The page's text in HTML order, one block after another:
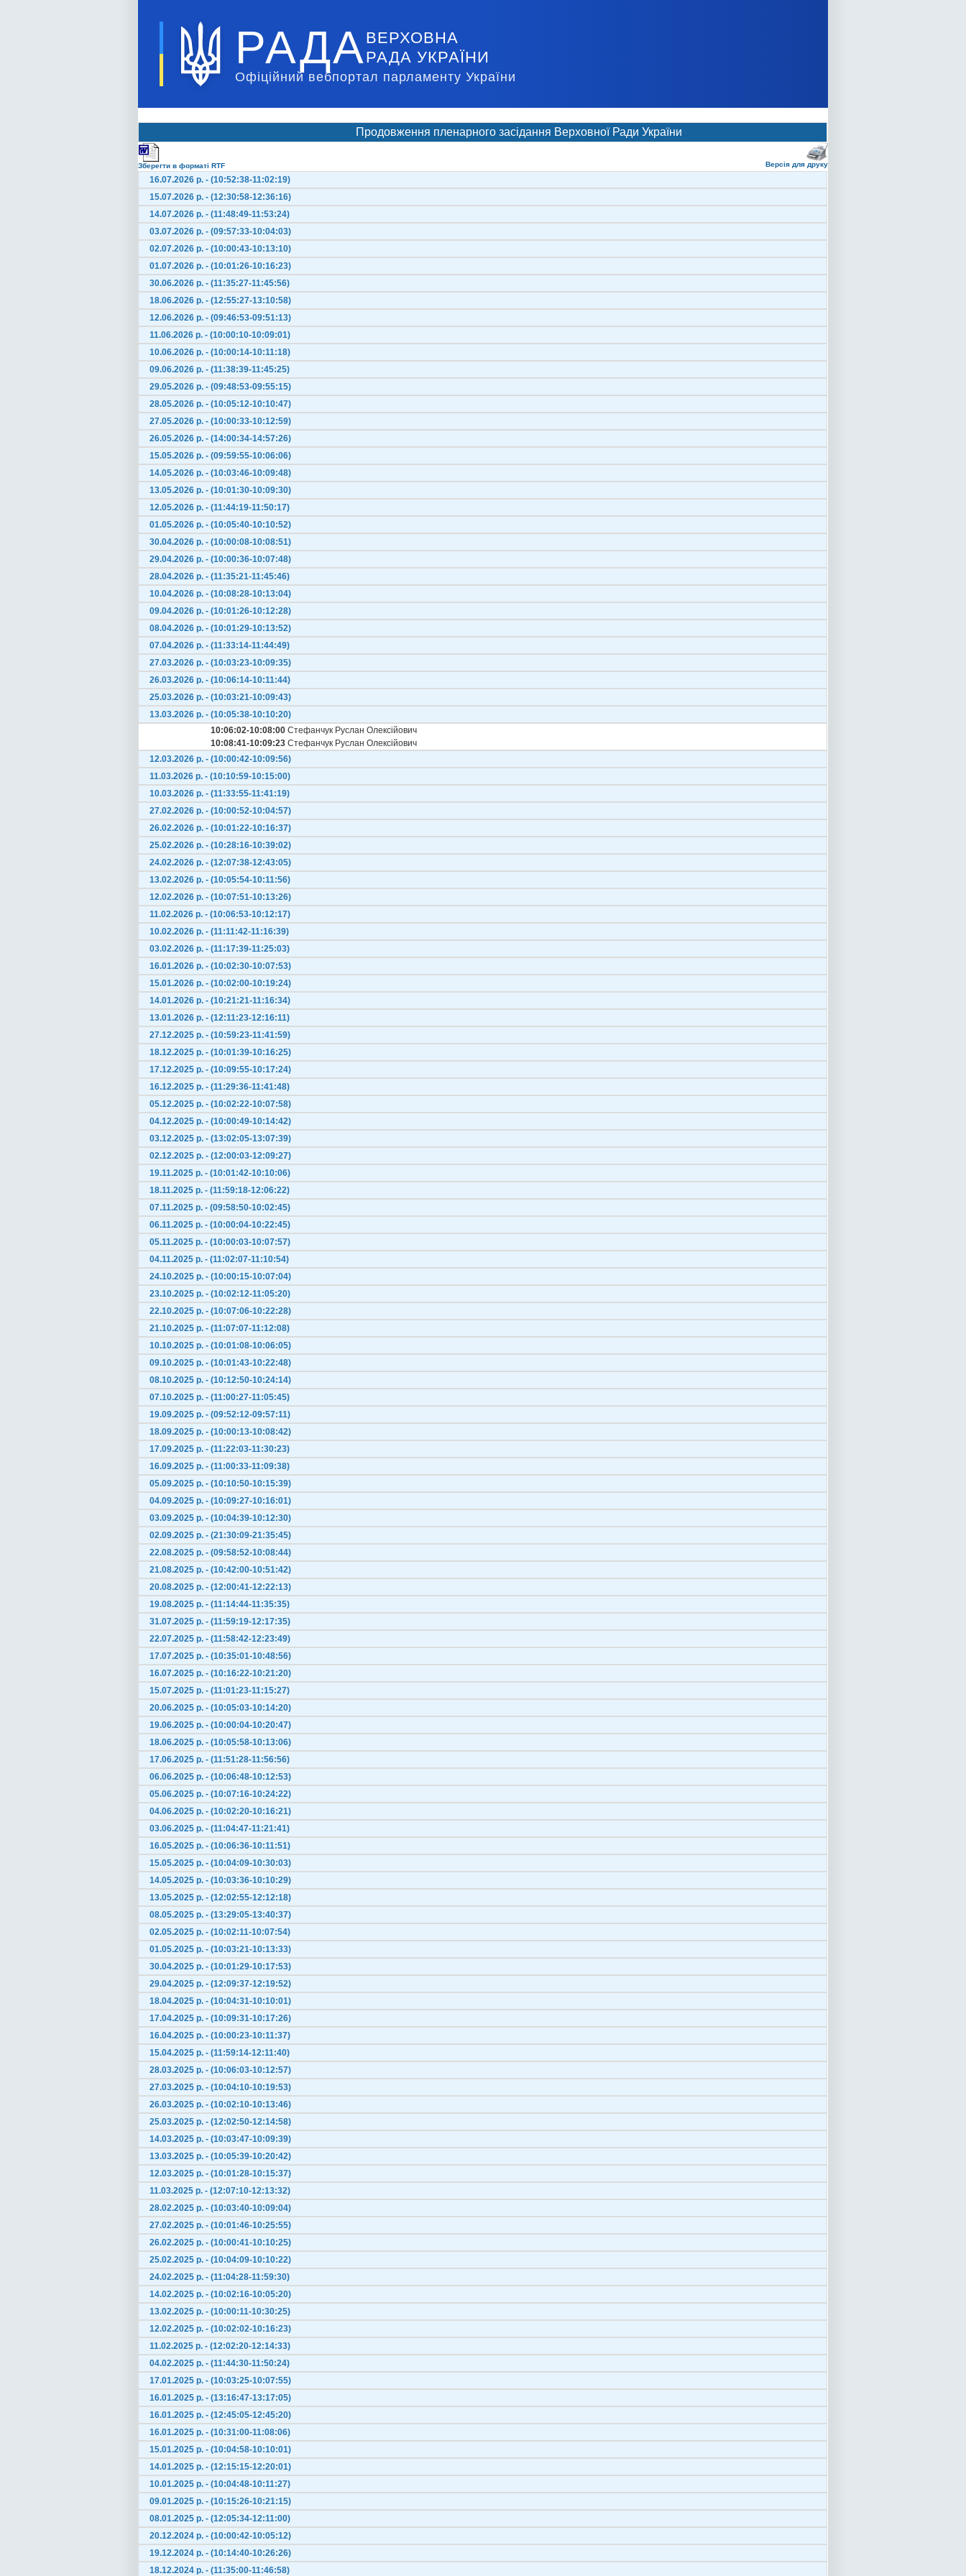
РАДА ВЕРХОВНА
РАДА УКРАЇНИ
Офіційний вебпортал парламенту України
Продовження пленарного засідання Верховної Ради України
Зберегти в форматі RTF Версія для друку
16.07.2026 р. - (10:52:38-11:02:19)
15.07.2026 р. - (12:30:58-12:36:16)
14.07.2026 р. - (11:48:49-11:53:24)
03.07.2026 р. - (09:57:33-10:04:03)
02.07.2026 р. - (10:00:43-10:13:10)
01.07.2026 р. - (10:01:26-10:16:23)
30.06.2026 р. - (11:35:27-11:45:56)
18.06.2026 р. - (12:55:27-13:10:58)
12.06.2026 р. - (09:46:53-09:51:13)
11.06.2026 р. - (10:00:10-10:09:01)
10.06.2026 р. - (10:00:14-10:11:18)
09.06.2026 р. - (11:38:39-11:45:25)
29.05.2026 р. - (09:48:53-09:55:15)
28.05.2026 р. - (10:05:12-10:10:47)
27.05.2026 р. - (10:00:33-10:12:59)
26.05.2026 р. - (14:00:34-14:57:26)
15.05.2026 р. - (09:59:55-10:06:06)
14.05.2026 р. - (10:03:46-10:09:48)
13.05.2026 р. - (10:01:30-10:09:30)
12.05.2026 р. - (11:44:19-11:50:17)
01.05.2026 р. - (10:05:40-10:10:52)
30.04.2026 р. - (10:00:08-10:08:51)
29.04.2026 р. - (10:00:36-10:07:48)
28.04.2026 р. - (11:35:21-11:45:46)
10.04.2026 р. - (10:08:28-10:13:04)
09.04.2026 р. - (10:01:26-10:12:28)
08.04.2026 р. - (10:01:29-10:13:52)
07.04.2026 р. - (11:33:14-11:44:49)
27.03.2026 р. - (10:03:23-10:09:35)
26.03.2026 р. - (10:06:14-10:11:44)
25.03.2026 р. - (10:03:21-10:09:43)
13.03.2026 р. - (10:05:38-10:10:20)
10:06:02-10:08:00 Стефанчук Руслан Олексійович
10:08:41-10:09:23 Стефанчук Руслан Олексійович
12.03.2026 р. - (10:00:42-10:09:56)
11.03.2026 р. - (10:10:59-10:15:00)
10.03.2026 р. - (11:33:55-11:41:19)
27.02.2026 р. - (10:00:52-10:04:57)
26.02.2026 р. - (10:01:22-10:16:37)
25.02.2026 р. - (10:28:16-10:39:02)
24.02.2026 р. - (12:07:38-12:43:05)
13.02.2026 р. - (10:05:54-10:11:56)
12.02.2026 р. - (10:07:51-10:13:26)
11.02.2026 р. - (10:06:53-10:12:17)
10.02.2026 р. - (11:11:42-11:16:39)
03.02.2026 р. - (11:17:39-11:25:03)
16.01.2026 р. - (10:02:30-10:07:53)
15.01.2026 р. - (10:02:00-10:19:24)
14.01.2026 р. - (10:21:21-11:16:34)
13.01.2026 р. - (12:11:23-12:16:11)
27.12.2025 р. - (10:59:23-11:41:59)
18.12.2025 р. - (10:01:39-10:16:25)
17.12.2025 р. - (10:09:55-10:17:24)
16.12.2025 р. - (11:29:36-11:41:48)
05.12.2025 р. - (10:02:22-10:07:58)
04.12.2025 р. - (10:00:49-10:14:42)
03.12.2025 р. - (13:02:05-13:07:39)
02.12.2025 р. - (12:00:03-12:09:27)
19.11.2025 р. - (10:01:42-10:10:06)
18.11.2025 р. - (11:59:18-12:06:22)
07.11.2025 р. - (09:58:50-10:02:45)
06.11.2025 р. - (10:00:04-10:22:45)
05.11.2025 р. - (10:00:03-10:07:57)
04.11.2025 р. - (11:02:07-11:10:54)
24.10.2025 р. - (10:00:15-10:07:04)
23.10.2025 р. - (10:02:12-11:05:20)
22.10.2025 р. - (10:07:06-10:22:28)
21.10.2025 р. - (11:07:07-11:12:08)
10.10.2025 р. - (10:01:08-10:06:05)
09.10.2025 р. - (10:01:43-10:22:48)
08.10.2025 р. - (10:12:50-10:24:14)
07.10.2025 р. - (11:00:27-11:05:45)
19.09.2025 р. - (09:52:12-09:57:11)
18.09.2025 р. - (10:00:13-10:08:42)
17.09.2025 р. - (11:22:03-11:30:23)
16.09.2025 р. - (11:00:33-11:09:38)
05.09.2025 р. - (10:10:50-10:15:39)
04.09.2025 р. - (10:09:27-10:16:01)
03.09.2025 р. - (10:04:39-10:12:30)
02.09.2025 р. - (21:30:09-21:35:45)
22.08.2025 р. - (09:58:52-10:08:44)
21.08.2025 р. - (10:42:00-10:51:42)
20.08.2025 р. - (12:00:41-12:22:13)
19.08.2025 р. - (11:14:44-11:35:35)
31.07.2025 р. - (11:59:19-12:17:35)
22.07.2025 р. - (11:58:42-12:23:49)
17.07.2025 р. - (10:35:01-10:48:56)
16.07.2025 р. - (10:16:22-10:21:20)
15.07.2025 р. - (11:01:23-11:15:27)
20.06.2025 р. - (10:05:03-10:14:20)
19.06.2025 р. - (10:00:04-10:20:47)
18.06.2025 р. - (10:05:58-10:13:06)
17.06.2025 р. - (11:51:28-11:56:56)
06.06.2025 р. - (10:06:48-10:12:53)
05.06.2025 р. - (10:07:16-10:24:22)
04.06.2025 р. - (10:02:20-10:16:21)
03.06.2025 р. - (11:04:47-11:21:41)
16.05.2025 р. - (10:06:36-10:11:51)
15.05.2025 р. - (10:04:09-10:30:03)
14.05.2025 р. - (10:03:36-10:10:29)
13.05.2025 р. - (12:02:55-12:12:18)
08.05.2025 р. - (13:29:05-13:40:37)
02.05.2025 р. - (10:02:11-10:07:54)
01.05.2025 р. - (10:03:21-10:13:33)
30.04.2025 р. - (10:01:29-10:17:53)
29.04.2025 р. - (12:09:37-12:19:52)
18.04.2025 р. - (10:04:31-10:10:01)
17.04.2025 р. - (10:09:31-10:17:26)
16.04.2025 р. - (10:00:23-10:11:37)
15.04.2025 р. - (11:59:14-12:11:40)
28.03.2025 р. - (10:06:03-10:12:57)
27.03.2025 р. - (10:04:10-10:19:53)
26.03.2025 р. - (10:02:10-10:13:46)
25.03.2025 р. - (12:02:50-12:14:58)
14.03.2025 р. - (10:03:47-10:09:39)
13.03.2025 р. - (10:05:39-10:20:42)
12.03.2025 р. - (10:01:28-10:15:37)
11.03.2025 р. - (12:07:10-12:13:32)
28.02.2025 р. - (10:03:40-10:09:04)
27.02.2025 р. - (10:01:46-10:25:55)
26.02.2025 р. - (10:00:41-10:10:25)
25.02.2025 р. - (10:04:09-10:10:22)
24.02.2025 р. - (11:04:28-11:59:30)
14.02.2025 р. - (10:02:16-10:05:20)
13.02.2025 р. - (10:00:11-10:30:25)
12.02.2025 р. - (10:02:02-10:16:23)
11.02.2025 р. - (12:02:20-12:14:33)
04.02.2025 р. - (11:44:30-11:50:24)
17.01.2025 р. - (10:03:25-10:07:55)
16.01.2025 р. - (13:16:47-13:17:05)
16.01.2025 р. - (12:45:05-12:45:20)
16.01.2025 р. - (10:31:00-11:08:06)
15.01.2025 р. - (10:04:58-10:10:01)
14.01.2025 р. - (12:15:15-12:20:01)
10.01.2025 р. - (10:04:48-10:11:27)
09.01.2025 р. - (10:15:26-10:21:15)
08.01.2025 р. - (12:05:34-12:11:00)
20.12.2024 р. - (10:00:42-10:05:12)
19.12.2024 р. - (10:14:40-10:26:26)
18.12.2024 р. - (11:35:00-11:46:58)